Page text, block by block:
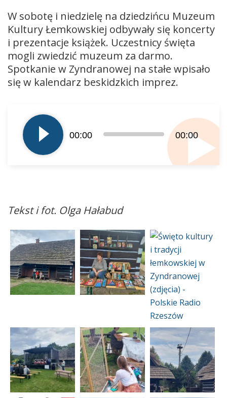
W sobotę i niedzielę na dziedzińcu Muzeum
Kultury Łemkowskiej odbywały się koncerty
i prezentacje książek. Uczestnicy święta
mogli zwiedzić muzeum za darmo.
Spotkanie w Zyndranowej na stałe wpisało
się w kalendarz beskidzkich imprez.
plików
dźwiękowych
00:00 00:00
Tekst i fot. Olga Hałabud